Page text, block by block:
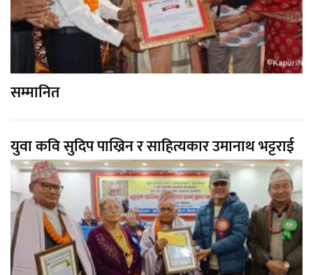
सम्मानित
युवा कवि सुदिप पाख्रिन र साहित्यकार उमानाथ भट्टराई